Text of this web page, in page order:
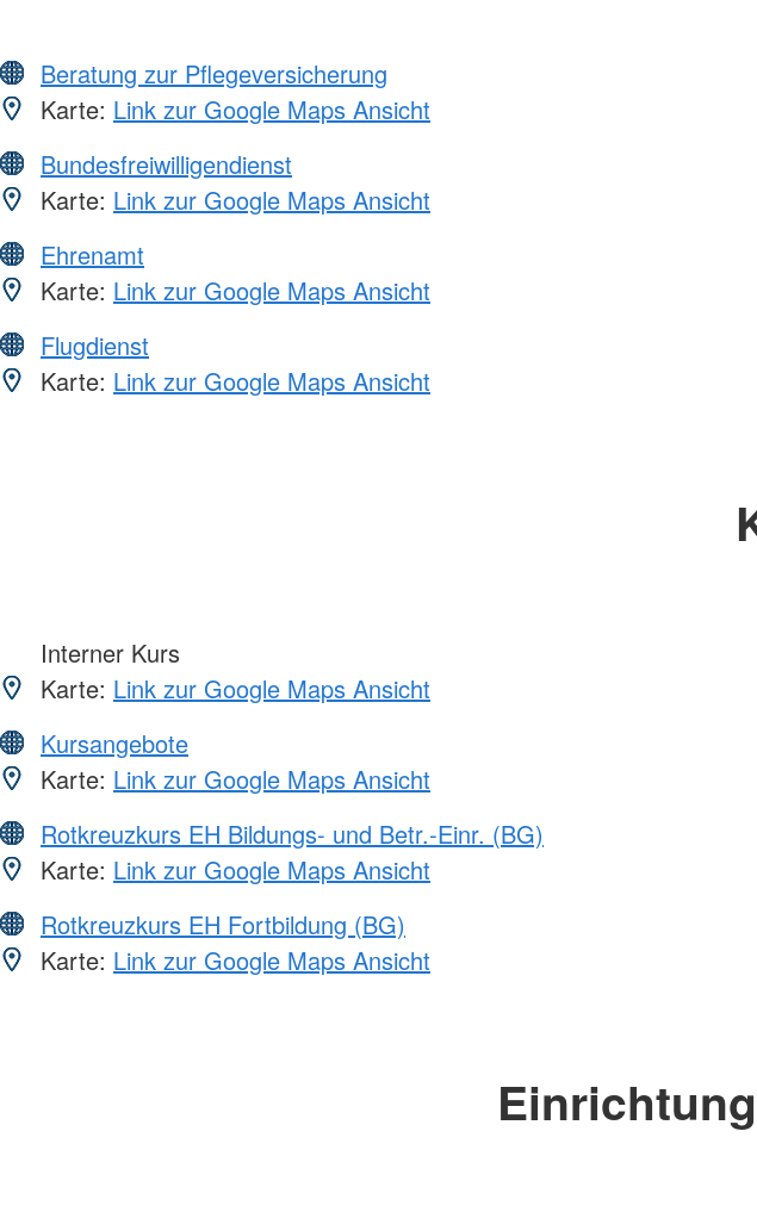
Beratung zur Pflegeversicherung
Karte: Link zur Google Maps Ansicht
Bundesfreiwilligendienst
Karte: Link zur Google Maps Ansicht
Ehrenamt
Karte: Link zur Google Maps Ansicht
Flugdienst
Karte: Link zur Google Maps Ansicht
Interner Kurs
Karte: Link zur Google Maps Ansicht
Kursangebote
Karte: Link zur Google Maps Ansicht
Rotkreuzkurs EH Bildungs- und Betr.-Einr. (BG)
Karte: Link zur Google Maps Ansicht
Rotkreuzkurs EH Fortbildung (BG)
Karte: Link zur Google Maps Ansicht